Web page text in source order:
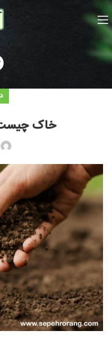
خاک چیست